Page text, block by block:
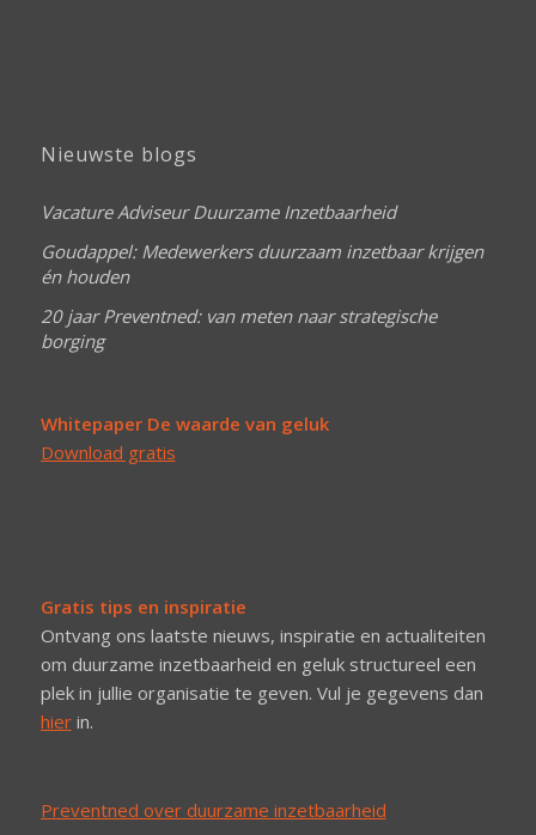
Nieuwste blogs
Vacature Adviseur Duurzame Inzetbaarheid
Goudappel: Medewerkers duurzaam inzetbaar krijgen
én houden
20 jaar Preventned: van meten naar strategische
borging
Whitepaper De waarde van geluk
Download gratis
Gratis tips en inspiratie
Ontvang ons laatste nieuws, inspiratie en actualiteiten
om duurzame inzetbaarheid en geluk structureel een
plek in jullie organisatie te geven. Vul je gegevens dan
hierin.
Preventned over duurzame inzetbaarheid